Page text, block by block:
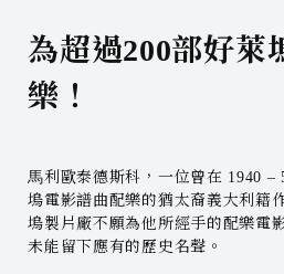
為超過200部好萊
樂！
⾺利歐泰德斯科，一位曾在 1940 –
塢電影譜曲配樂的猶太裔義大利籍
塢製片廠不願為他所經手的配樂電
未能留下應有的歷史名聲。